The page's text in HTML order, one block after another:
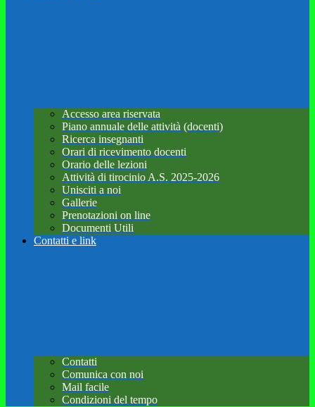
Accesso area riservata
Piano annuale delle attività (docenti)
Ricerca insegnanti
Orari di ricevimento docenti
Orario delle lezioni
Attività di tirocinio A.S. 2025-2026
Unisciti a noi
Gallerie
Prenotazioni on line
Documenti Utili
Contatti e link
Contatti
Comunica con noi
Mail facile
Condizioni del tempo